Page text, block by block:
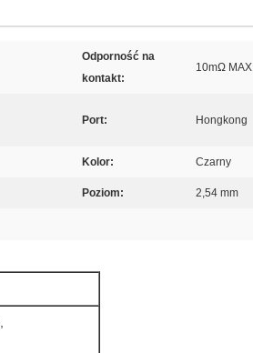
Odporność na
kontakt:
10mΩ MAX
Port: Hongkong
Kolor: Czarny
Poziom: 2,54 mm